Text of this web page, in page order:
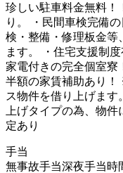
珍しい駐車料金無料！
り。 ・民間車検完備
検・整備・修理板金等
ます。 ・住宅支援制
家電付きの完全個室
半額の家賃補助あり
ス物件を借り上げま
上げタイプの為、物
定あり
手当
無事故手当深夜手当時